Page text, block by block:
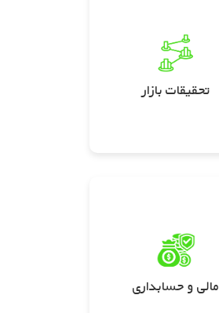
تحقیقات بازار
مالی و حسابداری